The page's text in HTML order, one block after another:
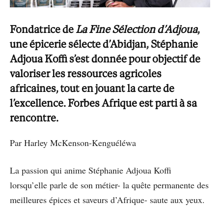
Fondatrice de La Fine Sélection d’Adjoua,
une épicerie sélecte d’Abidjan, Stéphanie
Adjoua Koffis’est donnée pour objectif de
valoriser les ressources agricoles
africaines, tout en jouant la carte de
l’excellence. Forbes Afrique est parti à sa
rencontre.
Par Harley McKenson-Kenguéléwa
La passion qui anime Stéphanie Adjoua Koffi
lorsqu’elle parle de son métier- la quête permanente des
meilleures épices et saveurs d’Afrique- saute aux yeux.